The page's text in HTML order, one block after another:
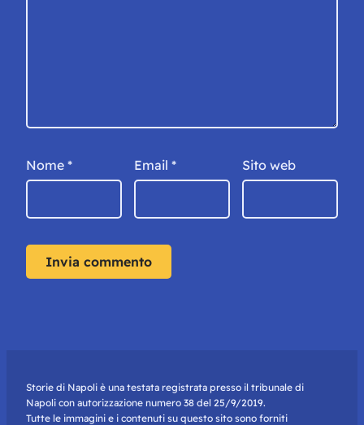
Nome * Email * Sito web
Storie di Napoli è una testata registrata presso il tribunale di
Napoli con autorizzazione numero 38 del 25/9/2019.
Tutte le immagini e i contenuti su questo sito sono forniti